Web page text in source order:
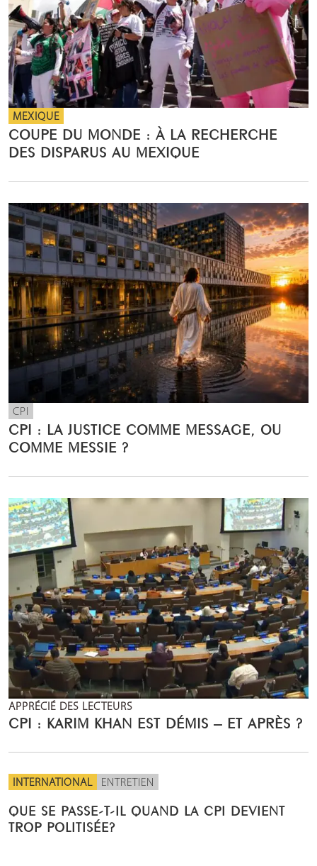
MEXIQUE
COUPE DU MONDE : À LA RECHERCHE
DES DISPARUS AU MEXIQUE
CPI
CPI : LA JUSTICE COMME MESSAGE, OU
COMME MESSIE ?
APPRÉCIÉ DES LECTEURS
CPI : KARIM KHAN EST DÉMIS – ET APRÈS ?
INTERNATIONAL ENTRETIEN
QUE SE PASSE-T-IL QUAND LA CPI DEVIENT
TROP POLITISÉE?